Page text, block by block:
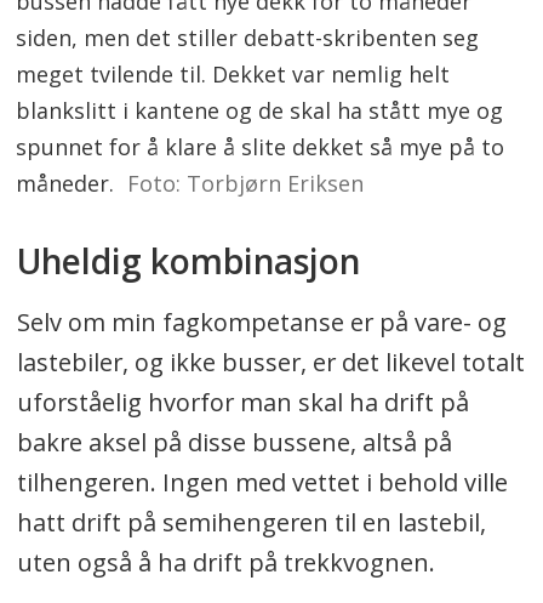
siden, men det stiller debatt-skribenten seg
meget tvilende til. Dekket var nemlig helt
blankslitt i kantene og de skal ha stått mye og
spunnet for å klare å slite dekket så mye på to
måneder. Foto: Torbjørn Eriksen
Uheldig kombinasjon
Selv om min fagkompetanse er på vare- og
lastebiler, og ikke busser, er det likevel totalt
uforståelig hvorfor man skal ha drift på
bakre aksel på disse bussene, altså på
tilhengeren. Ingen med vettet i behold ville
hatt drift på semihengeren til en lastebil,
uten også å ha drift på trekkvognen.